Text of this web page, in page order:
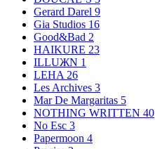
Gerard Darel 9
Gia Studios 16
Good&Bad 2
HAIKURE 23
ILLUЖN 1
LEHA 26
Les Archives 3
Mar De Margaritas 5
NOTHING WRITTEN 40
No Esc 3
Papermoon 4